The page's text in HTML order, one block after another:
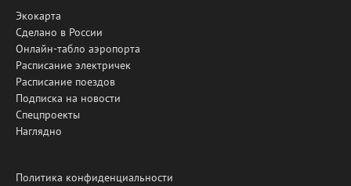
Экокарта
Сделано в России
Онлайн-табло аэропорта
Расписание электричек
Расписание поездов
Подписка на новости
Спецпроекты
Наглядно
Политика конфиденциальности